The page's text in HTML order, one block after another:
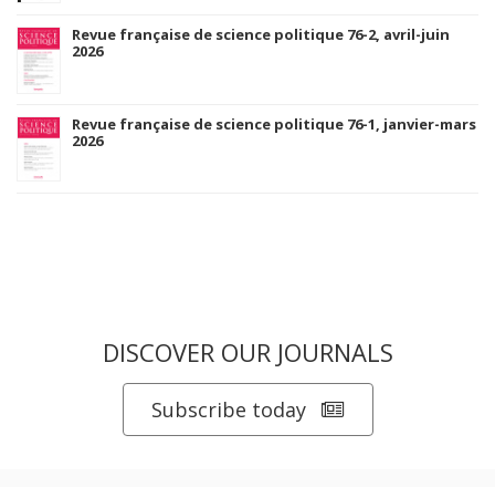
Revue française de science politique 76-2, avril-juin
2026
Revue française de science politique 76-1, janvier-mars
2026
DISCOVER OUR JOURNALS
Subscribe today